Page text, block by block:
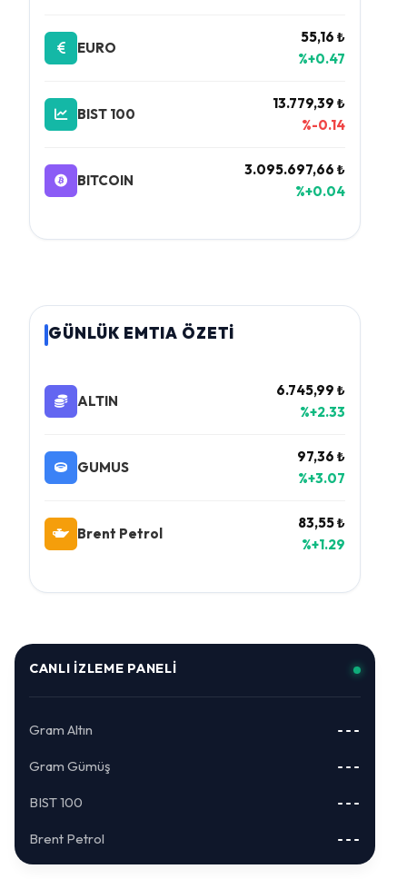
EURO
55,16 ₺
%+0.47
BIST 100
13.779,39 ₺
%-0.14
BITCOIN
3.095.697,66 ₺
%+0.04
GÜNLÜK EMTIA ÖZETİ
ALTIN
6.745,99 ₺
%+2.33
GUMUS
97,36 ₺
%+3.07
Brent Petrol
83,55 ₺
%+1.29
CANLI İZLEME PANELI
Gram Altın ---
Gram Gümüş ---
BIST 100 ---
Brent Petrol ---